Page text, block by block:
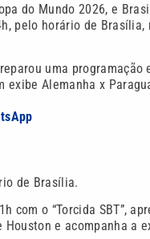
do Mundo 2026, e
pelo horário de
uma
Alemanha x
de Brasília.
com o “Torcida SBT”,
Houston e acompanha